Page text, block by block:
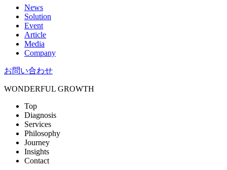
News
Solution
Event
Article
Media
Company
お問い合わせ
WONDERFUL GROWTH
Top
Diagnosis
Services
Philosophy
Journey
Insights
Contact